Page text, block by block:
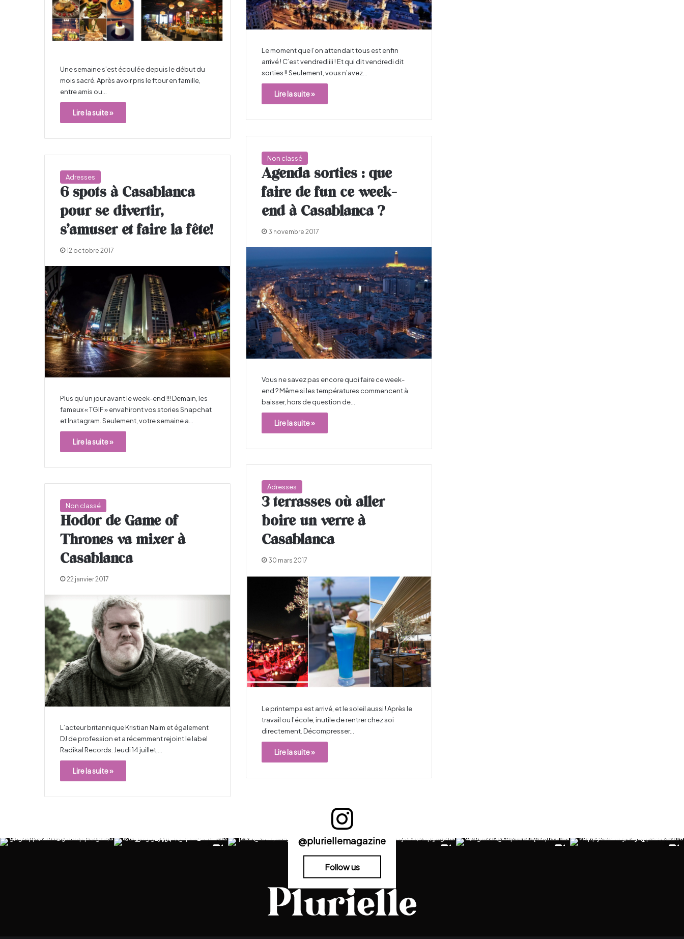
Une semaine s’est écoulée depuis le début du
mois sacré. Après avoir pris le ftour en famille,
entre amis ou…
Lire la suite »
Le moment que l’on attendait tous est enfin
arrivé ! C’est vendrediiii ! Et qui dit vendredi dit
sorties !! Seulement, vous n’avez…
Lire la suite »
Non classé
Agenda sorties : que
faire de fun ce week-
end à Casablanca ?
3 novembre 2017
Vous ne savez pas encore quoi faire ce week-
end ? Même si les températures commencent à
baisser, hors de question de…
Lire la suite »
Adresses
6 spots à Casablanca
pour se divertir,
s’amuser et faire la fête!
12 octobre 2017
Plus qu’un jour avant le week-end !!! Demain, les
fameux « TGIF » envahiront vos stories Snapchat
et Instagram. Seulement, votre semaine a…
Lire la suite »
Adresses
3 terrasses où aller
boire un verre à
Casablanca
30 mars 2017
Le printemps est arrivé, et le soleil aussi ! Après le
travail ou l’école, inutile de rentrer chez soi
directement. Décompresser…
Lire la suite »
Non classé
Hodor de Game of
Thrones va mixer à
Casablanca
22 janvier 2017
L’acteur britannique Kristian Naim et également
DJ de profession et a récemment rejoint le label
Radikal Records. Jeudi 14 juillet,…
Lire la suite »
@pluriellemagazine
Follow us